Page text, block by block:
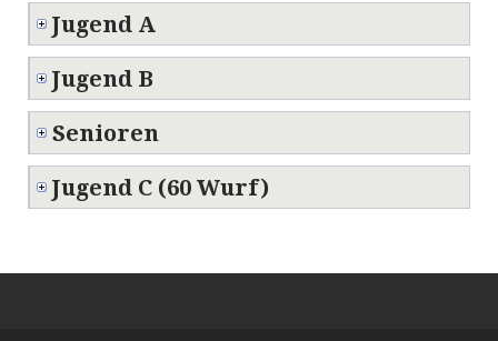
Jugend A
Jugend B
Senioren
Jugend C (60 Wurf)